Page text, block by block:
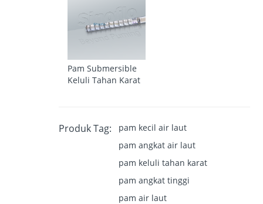
Pam Submersible
Keluli Tahan Karat
Produk Tag:
pam kecil air laut
pam angkat air laut
pam keluli tahan karat
pam angkat tinggi
pam air laut